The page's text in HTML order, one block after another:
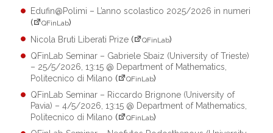
Edufin@Polimi – L’anno scolastico 2025/2026 in numeri
(
QFinLab)
Nicola Bruti Liberati Prize ( QFinLab)
QFinLab Seminar – Gabriele Sbaiz (University of Trieste)
– 25/5/2026, 13:15 @ Department of Mathematics,
Politecnico di Milano ( QFinLab)
QFinLab Seminar – Riccardo Brignone (University of
Pavia) – 4/5/2026, 13:15 @ Department of Mathematics,
Politecnico di Milano ( QFinLab)